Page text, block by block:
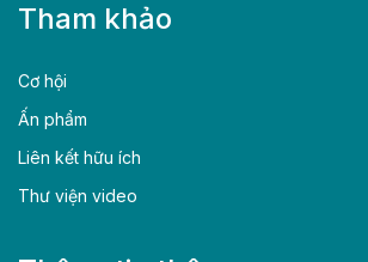
Tham khảo
Cơ hội
Ấn phẩm
Liên kết hữu ích
Thư viện video